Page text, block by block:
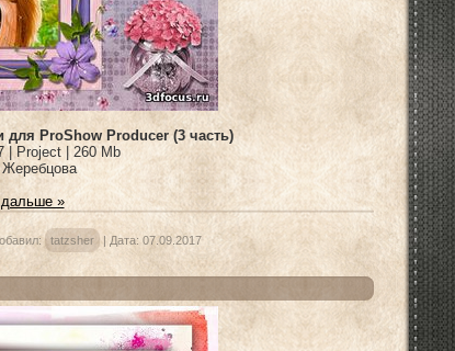
ProShow Producer (3 часть)
| Project | 260 Mb
Жеребцова
дальше »
tatzsher | Дата: 07.09.2017